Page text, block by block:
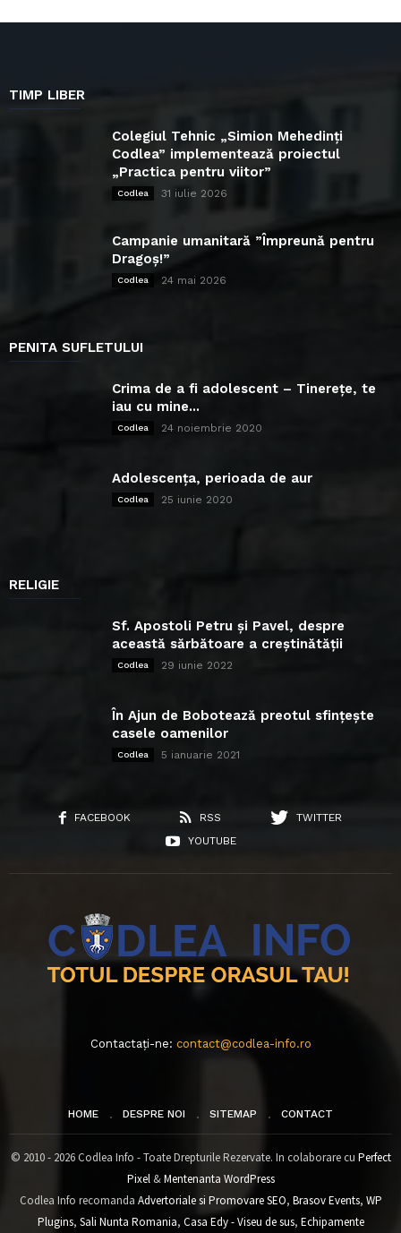
TIMP LIBER
Colegiul Tehnic „Simion Mehedinți
Codlea” implementează proiectul
„Practica pentru viitor”
Codlea 31 iulie 2026
Campanie umanitară ”Împreună pentru
Dragoș!”
Codlea 24 mai 2026
PENITA SUFLETULUI
Crima de a fi adolescent – Tinerețe, te
iau cu mine...
Codlea 24 noiembrie 2020
Adolescența, perioada de aur
Codlea 25 iunie 2020
RELIGIE
Sf. Apostoli Petru și Pavel, despre
această sărbătoare a creștinătății
Codlea 29 iunie 2022
În Ajun de Bobotează preotul sfințește
casele oamenilor
Codlea 5 ianuarie 2021
FACEBOOK RSS
TWITTER
YOUTUBE
Contactați-ne: contact@codlea-info.ro
HOME DESPRE NOI SITEMAP CONTACT
© 2010 - 2026 Codlea Info - Toate Drepturile Rezervate. In colaborare cu Perfect
Pixel&Mentenanta WordPress
Codlea Info recomanda Advertoriale si Promovare SEO, Brasov Events, WP
Plugins, Sali Nunta Romania, Casa Edy - Viseu de sus, Echipamente